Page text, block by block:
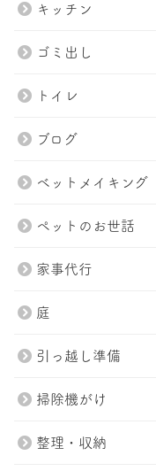
キッチン
ゴミ出し
トイレ
ブログ
ベットメイキング
ペットのお世話
家事代行
庭
引っ越し準備
掃除機がけ
整理・収納